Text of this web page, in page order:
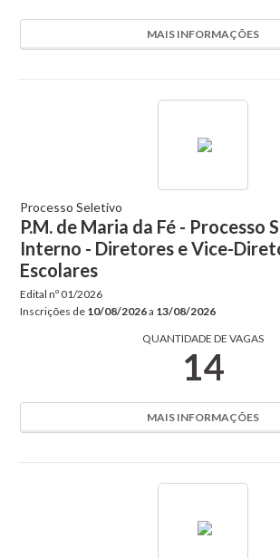
EM ANDAMENTO
SUSPENSOS
Busca:
MAIS INFORMAÇÕES
Processo Seletivo
P.M. de Maria da Fé - Processo
Interno - Diretores e Vice-
Escolares
Edital nº 01/2026
Inscrições de 10/08/2026a 13/08/2026
QUANTIDADE DE VAGAS
14
MAIS INFORMAÇÕES